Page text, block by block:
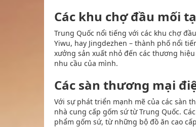
Các khu chợ đầu mối
Trung Quốc nổi tiếng với các khu chợ
Yiwu, hay Jingdezhen – thành phố nổi
xưởng sản xuất nhỏ đến các thương
nhu cầu của mình.
Các sàn thương mại
Với sự phát triển mạnh mẽ của các sàn
nhà cung cấp gốm sứ từ Trung Quốc.
phẩm gốm sứ, từ những bộ đồ ăn cao